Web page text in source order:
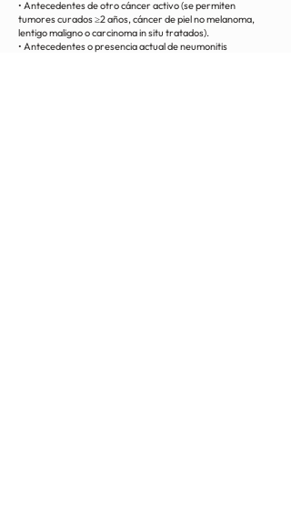
• Antecedentes de otro cáncer activo (se permiten
tumores curados ≥2 años, cáncer de piel no melanoma,
lentigo maligno o carcinoma in situ tratados).
• Antecedentes o presencia actual de neumonitis